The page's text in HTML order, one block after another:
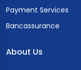
Payment Services
Bancassurance
About Us